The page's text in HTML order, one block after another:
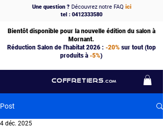
COFFRETIERS .COM
Une question ?Découvrez notre FAQ ici
tel : 0412333580
Bientôt disponible pour la nouvelle édition du salon à
Mornant.
Réduction Salon de l'habitat 2026 : -20%sur tout (top
produits à -5%)
Post
4 déc. 2025